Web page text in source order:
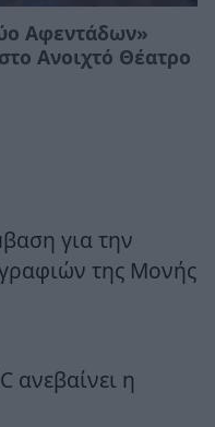
Αφεντάδων»
Ανοιχτό Θέατρο
για την
της Μονής
ανεβαίνει η